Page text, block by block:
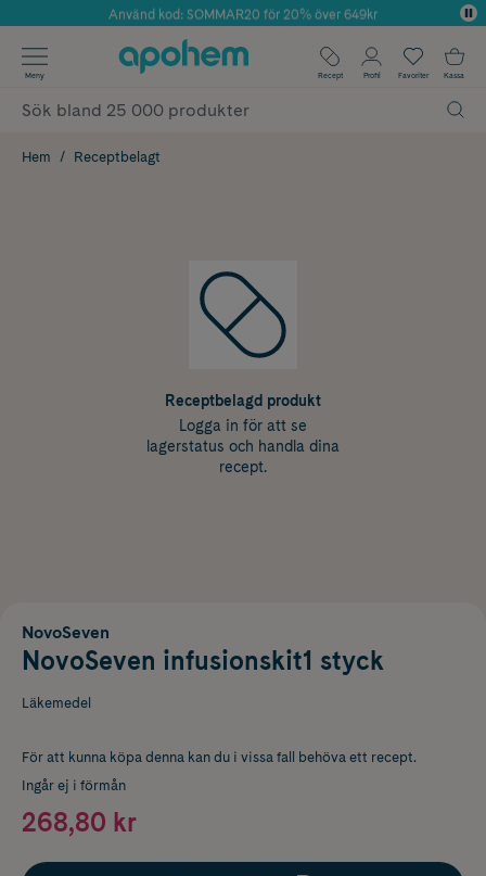
Årets Butik 2025 inom Skönhet
Använd kod: SOMMAR20 för 20% över 649kr
✓ Fri frakt
✓ Poäng på alla köp*
Meny Recept Profil Favoriter Kassa
Hem Receptbelagt
Receptbelagd produkt
Logga in för att se
lagerstatus och handla dina
recept.
NovoSeven
NovoSeven infusionskit1 styck
Läkemedel
För att kunna köpa denna kan du i vissa fall behöva ett recept.
Ingår ej i förmån
268,80 kr